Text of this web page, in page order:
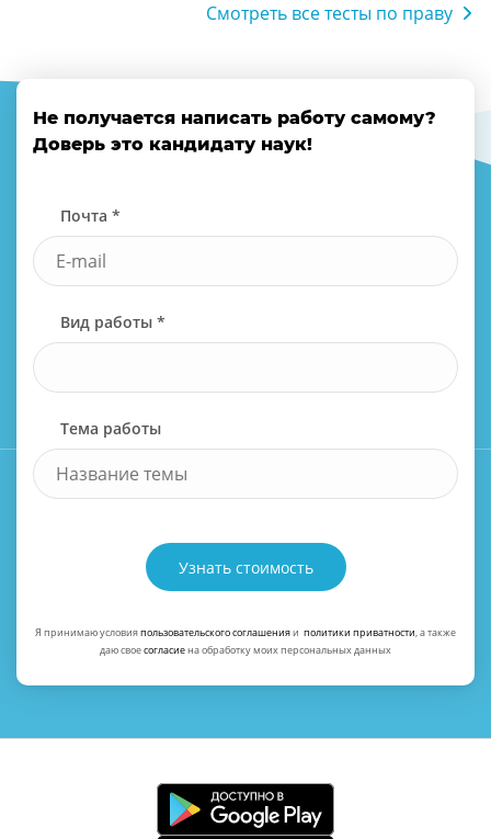
Смотреть все тесты по праву
Не получается написать работу самому?
Доверь это кандидату наук!
Почта *
Вид работы *
Тема работы
Узнать стоимость
Я принимаю условияпользовательского соглашенияи политики приватности, а также
даю своесогласиена обработку моих персональных данных